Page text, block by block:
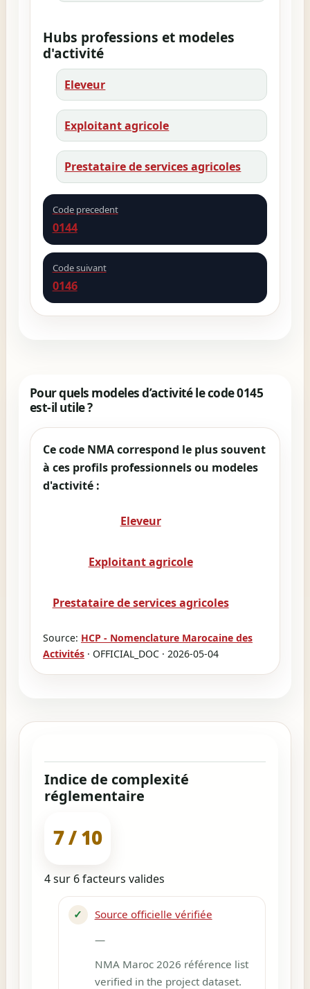
Hubs professions et modeles
d'activité
Eleveur
Exploitant agricole
Prestataire de services agricoles
Code precedent
0144
Code suivant
0146
Pour quels modeles d’activité le code 0145
est-il utile ?
Ce code NMA correspond le plus souvent
à ces profils professionnels ou modeles
d'activité :
Eleveur
Exploitant agricole
Prestataire de services agricoles
Source: HCP - Nomenclature Marocaine des
Activités · OFFICIAL_DOC · 2026-05-04
Indice de complexité
réglementaire
7 / 10
4 sur 6 facteurs valides
✓
Source officielle vérifiée
—
NMA Maroc 2026 référence list
verified in the project dataset.